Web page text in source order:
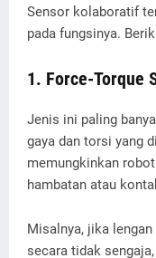
Sensor kolaboratif
pada fungsinya.
1. Force-Torque
Jenis ini paling
gaya dan torsi yang
memungkinkan
hambatan atau
Misalnya, jika
secara tidak